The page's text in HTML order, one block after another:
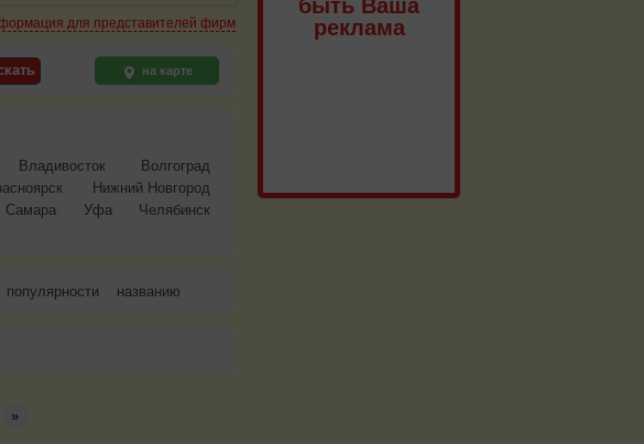
для представителей фирм
на карте
Владивосток
Волгоград
Нижний Новгород
Самара Уфа
Челябинск
популярности названию
»
быть Ваша
реклама